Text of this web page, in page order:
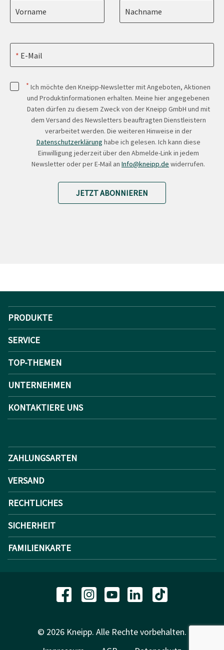
Vorname Nachname
E-Mail
* Ich möchte den Kneipp-Newsletter mit Angeboten, Aktionen
und Produktinformationen erhalten. Meine hier angegebenen
Daten dürfen zu diesem Zweck von der Kneipp GmbH und mit
dem Versand des Newsletters beauftragten Dienstleistern
verarbeitet werden. Die weiteren Hinweise in der
Datenschutzerklärung habe ich gelesen. Ich kann diese
Einwilligung jederzeit über den Abmelde-Link in jedem
Newsletter oder per E-Mail an Info@kneipp.de widerrufen.
JETZT ABONNIEREN
PRODUKTE
SERVICE
TOP-THEMEN
UNTERNEHMEN
KONTAKTIERE UNS
ZAHLUNGSARTEN
VERSAND
RECHTLICHES
SICHERHEIT
FAMILIENKARTE
© 2026 Kneipp. Alle Rechte vorbehalten.